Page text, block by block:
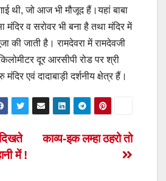
थी, जो आज भी मौजूद हैं।यहां बाबा
मंदिर व सरोवर भी बना है तथा मंदिर में
की जाती है। रामदेवरा में रामदेवजी
दूर आरसीपी रोड पर श्री
मंदिर एवं दादाबाड़ी दर्शनीय क्षेत्र हैं।
काव्य-इक लम्हा ठहरो तो
में !